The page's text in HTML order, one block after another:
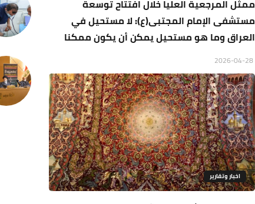
ممثل المرجعية العليا خلال افتتاح توسعة
مستشفى الإمام المجتبى(ع): لا مستحيل في
العراق وما هو مستحيل يمكن أن يكون ممكنا
اخبار وتقارير